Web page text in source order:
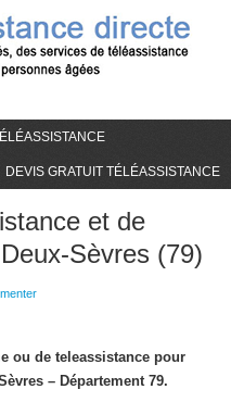
DEVIS GRATUIT TÉLÉASSISTANCE
et de
Sèvres (79)
ou de teleassistance pour
– Département 79.